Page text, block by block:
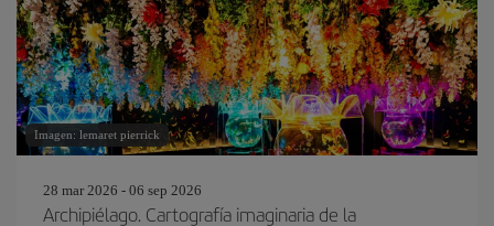
Imagen: lemaret pierrick
28 mar 2026 - 06 sep 2026
Archipiélago. Cartografía imaginaria de la